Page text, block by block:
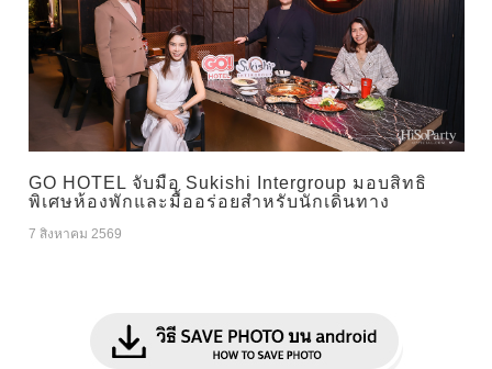
GO HOTEL จับมือ Sukishi Intergroup มอบสิทธิ
พิเศษห้องพักและมื้ออร่อยสำหรับนักเดินทาง
7 สิงหาคม 2569